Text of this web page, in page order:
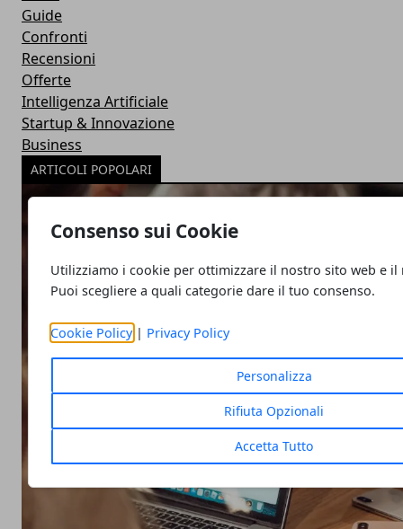
Consenso sui Cookie
Utilizziamo i cookie per ottimizzare il nostro sito web e il
Puoi scegliere a quali categorie dare il tuo consenso.
Cookie Policy| Privacy Policy
Personalizza
Rifiuta Opzionali
Accetta Tutto
Guide
Confronti
Recensioni
Offerte
Intelligenza Artificiale
Startup & Innovazione
Business
ARTICOLI POPOLARI